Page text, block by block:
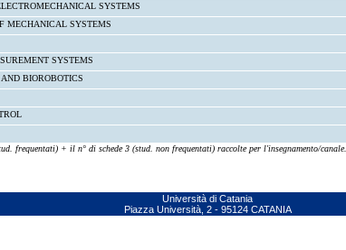
SYSTEMS
MECHANICAL SYSTEMS
SYSTEMS
BIOROBOTICS
frequentati) + il n° di schede 3 (stud. non frequentati) raccolte per l'insegnamento/canale.
Università di Catania
Piazza Università, 2 - 95124 CATANIA